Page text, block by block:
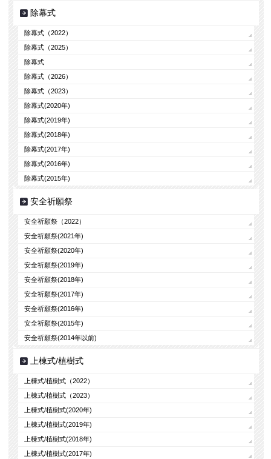
除幕式
除幕式（2022）
除幕式（2025）
除幕式
除幕式（2026）
除幕式（2023）
除幕式(2020年)
除幕式(2019年)
除幕式(2018年)
除幕式(2017年)
除幕式(2016年)
除幕式(2015年)
安全祈願祭
安全祈願祭（2022）
安全祈願祭(2021年)
安全祈願祭(2020年)
安全祈願祭(2019年)
安全祈願祭(2018年)
安全祈願祭(2017年)
安全祈願祭(2016年)
安全祈願祭(2015年)
安全祈願祭(2014年以前)
上棟式/植樹式
上棟式/植樹式（2022）
上棟式/植樹式（2023）
上棟式/植樹式(2020年)
上棟式/植樹式(2019年)
上棟式/植樹式(2018年)
上棟式/植樹式(2017年)